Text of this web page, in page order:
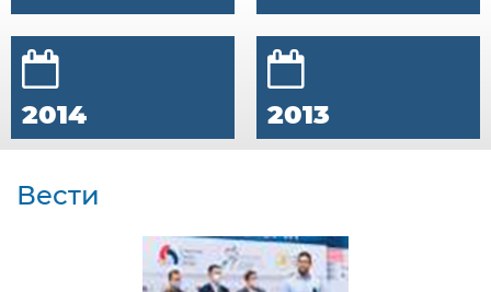
2014 2013
Вести